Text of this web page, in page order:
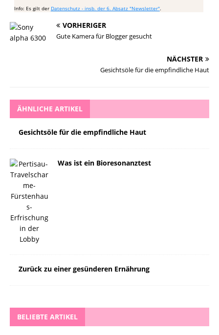
Info: Es gilt der Datenschutz - insb. der 6. Absatz "Newsletter".
VORHERIGER
Gute Kamera für Blogger gesucht
NÄCHSTER
Gesichtsöle für die empfindliche Haut
ÄHNLICHE ARTIKEL
Gesichtsöle für die empfindliche Haut
Was ist ein Bioresonanztest
Zurück zu einer gesünderen Ernährung
BELIEBTE ARTIKEL